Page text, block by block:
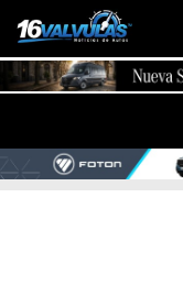
Saltar al contenido